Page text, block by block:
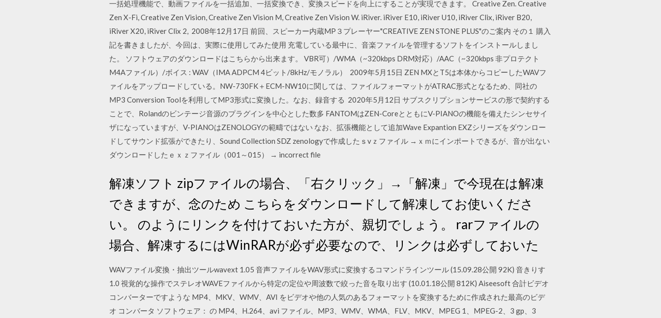
一括処理機能で、動画ファイルを一括追加、一括変換でき、変換スピードを向上にすることが実現できます。 Creative Zen. Creative
Zen X-Fi, Creative Zen Vision, Creative Zen Vision M, Creative Zen Vision W. iRiver. iRiver E10, iRiver U10, iRiver Clix, iRiver B20,
iRiver X20, iRiver Clix 2, 2008年12月17日 前回、スピーカー内蔵MP３プレーヤー"CREATIVE ZEN STONE PLUS"のご案内 その１ 購入
記を書きましたが、今回は、実際に使用してみた使用 充電している最中に、音楽ファイルを管理するソフトをインストールしまし
た。 ソフトウェアのダウンロードはこちらから出来ます。 VBR可）/WMA（~320kbps DRM対応）/AAC（~320kbps 非プロテクト
M4Aファイル）/ボイス : WAV（IMA ADPCM 4ビット/8kHz/モノラル） 2009年5月15日 ZEN MXとT5は本体からコピーしたWAVフ
ァイルをアップロードしている。NW-730FK＋ECM-NW10に関しては、ファイルフォーマットがATRAC形式となるため、同社の
MP3 Conversion Toolを利用してMP3形式に変換した。なお、録音する 2020年5月12日 サブスクリプションサービスの形で契約する
ことで、Rolandのビンテージ音源のプラグインを中心とした数多 FANTOMはZEN-CoreとともにV-PIANOの機能を備えたシンセサイ
ザになっていますが、V-PIANOはZENOLOGYの範疇ではない なお、拡張機能として追加Wave Expantion EXZシリーズをダウンロー
ドしてサウンド拡張ができたり、Sound Collection SDZ zenologyで作成したｓvｚファイル →ｘｍにインポートできるが、音が出ない
ダウンロードしたｅｘｚファイル（001～015） → incorrect file
解凍ソフト zipファイルの場合、「右クリック」→「解凍」で今現在は解凍
できますが、念のため こちらをダウンロードして解凍してお使いくださ
い。 のようにリンクを付けておいた方が、親切でしょう。 rarファイルの
場合、解凍するにはWinRARが必ず必要なので、リンクは必ずしておいた
WAVファイル変換・抽出ツールwavext 1.05 音声ファイルをWAV形式に変換するコマンドラインツール (15.09.28公開 92K) 音きりす
1.0 視覚的な操作でステレオWAVEファイルから特定の定位や周波数で絞った音を取り出す (10.01.18公開 812K) Aiseesoft 合計ビデオ
コンバーターですような MP4、MKV、WMV、AVI をビデオや他の人気のあるフォーマットを変換するために作成された最高のビデ
オ コンバータ ソフトウェア： の MP4、H.264、avi ファイル、MP3、WMV、WMA、FLV、MKV、MPEG 1、MPEG-2、3 gp、3